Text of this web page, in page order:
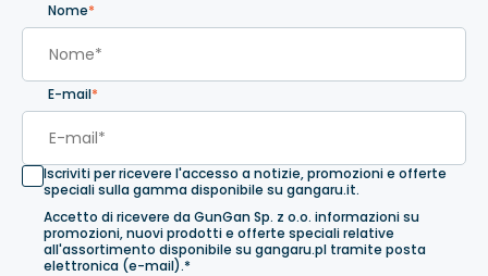
Nome*
E-mail*
Iscriviti per ricevere l'accesso a notizie, promozioni e offerte
speciali sulla gamma disponibile su gangaru.it.
Accetto di ricevere da GunGan Sp. z o.o. informazioni su
promozioni, nuovi prodotti e offerte speciali relative
all'assortimento disponibile su gangaru.pl tramite posta
elettronica (e-mail).*